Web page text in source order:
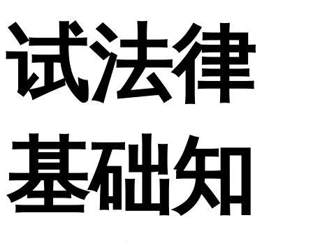
试法律
基础知